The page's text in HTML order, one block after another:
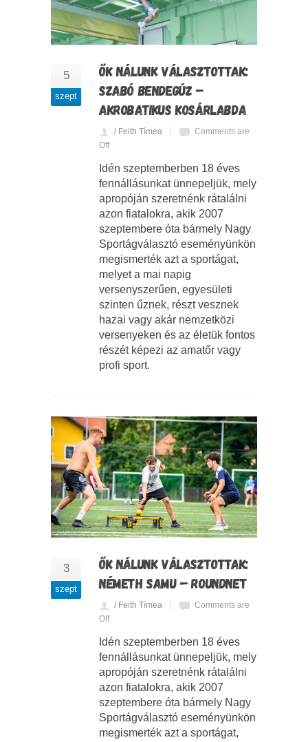
5
szept
ŐK NÁLUNK VÁLASZTOTTAK:
SZABÓ BENDEGÚZ –
AKROBATIKUS KOSÁRLABDA
/ Feith Tímea
Comments are
Off
Idén szeptemberben 18 éves
fennállásunkat ünnepeljük, mely
apropóján szeretnénk rátalálni
azon fiatalokra, akik 2007
szeptembere óta bármely Nagy
Sportágválasztó eseményünkön
megismerték azt a sportágat,
melyet a mai napig
versenyszerűen, egyesületi
szinten űznek, részt vesznek
hazai vagy akár nemzetközi
versenyeken és az életük fontos
részét képezi az amatőr vagy
profi sport.
3
szept
ŐK NÁLUNK VÁLASZTOTTAK:
NÉMETH SAMU – ROUNDNET
/ Feith Tímea
Comments are
Off
Idén szeptemberben 18 éves
fennállásunkat ünnepeljük, mely
apropóján szeretnénk rátalálni
azon fiatalokra, akik 2007
szeptembere óta bármely Nagy
Sportágválasztó eseményünkön
megismerték azt a sportágat,